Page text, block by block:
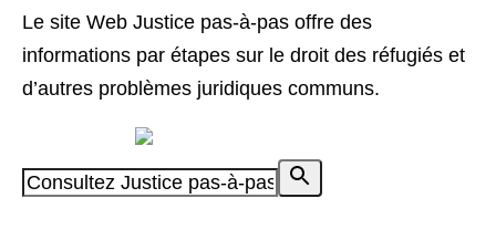
Le site Web Justice pas-à-pas offre des
informations par étapes sur le droit des réfugiés et
d’autres problèmes juridiques communs.